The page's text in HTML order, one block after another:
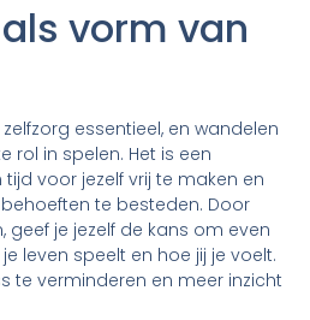
vorm van
essentieel, en wandelen
rol in spelen. Het is een
voor jezelf vrij te maken en
te besteden. Door
geef je jezelf de kans om even
leven speelt en hoe jij je voelt.
te verminderen en meer inzicht